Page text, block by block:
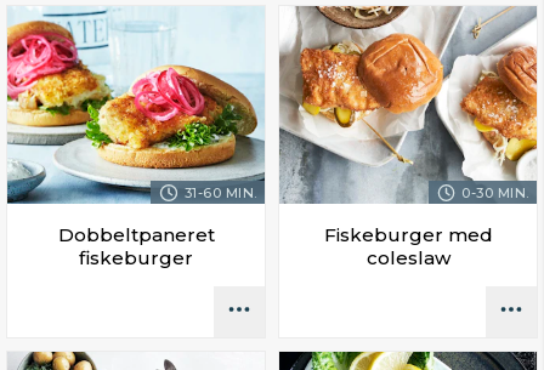
31-60 MIN.
Dobbeltpaneret
fiskeburger
0-30 MIN.
Fiskeburger med
coleslaw